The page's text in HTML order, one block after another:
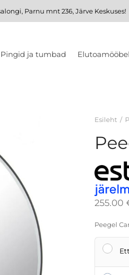
, Parnu mnt 236, Järve Keskuses!
Pingid ja tumbad
Esileht /
255.00
Peegel